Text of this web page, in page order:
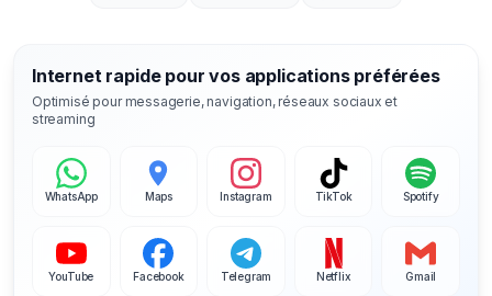
Internet rapide pour vos applications préférées
Optimisé pour messagerie, navigation, réseaux sociaux et
streaming
WhatsApp Maps Instagram TikTok Spotify
YouTube Facebook Telegram Netflix Gmail